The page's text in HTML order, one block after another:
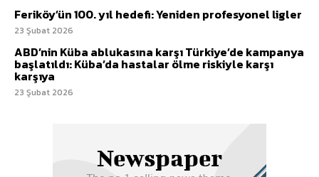
Feriköy’ün 100. yıl hedefi: Yeniden profesyonel ligler
23 Şubat 2026
ABD’nin Küba ablukasına karşı Türkiye’de kampanya
başlatıldı: Küba’da hastalar ölme riskiyle karşı
karşıya
23 Şubat 2026